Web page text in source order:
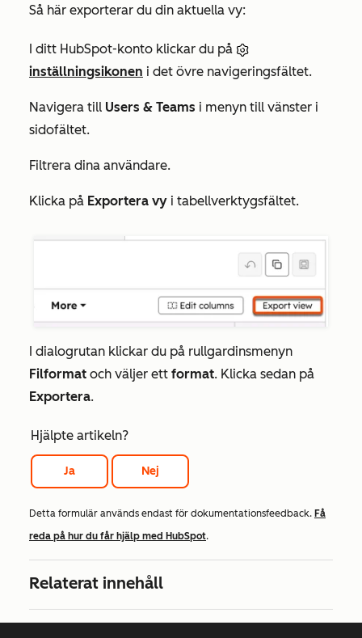
Så här exporterar du din aktuella vy:
I ditt HubSpot-konto klickar du på
inställningsikonen i det övre navigeringsfältet.
Navigera till Users & Teams i menyn till vänster i
sidofältet.
Filtrera dina användare.
Klicka på Exportera vy i tabellverktygsfältet.
I dialogrutan klickar du på rullgardinsmenyn
Filformat och väljer ett format. Klicka sedan på
Exportera.
Hjälpte artikeln?
Ja Nej
Detta formulär används endast för dokumentationsfeedback. Få
reda på hur du får hjälp med HubSpot.
Relaterat innehåll